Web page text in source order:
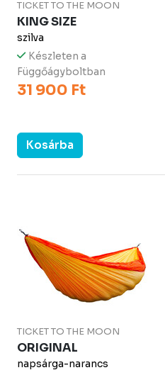
TICKET TO THE MOON
KING SIZE
szilva
Készleten a
Függőágyboltban
31 900 Ft
Kosárba
TICKET TO THE MOON
ORIGINAL
napsárga-narancs